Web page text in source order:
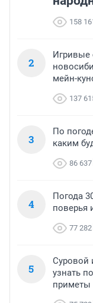
158
2
Игривые
мейн-
137
3
По
каким
86 637
4
Погода
поверья
77 282
5
Суровой
узнать
приметы